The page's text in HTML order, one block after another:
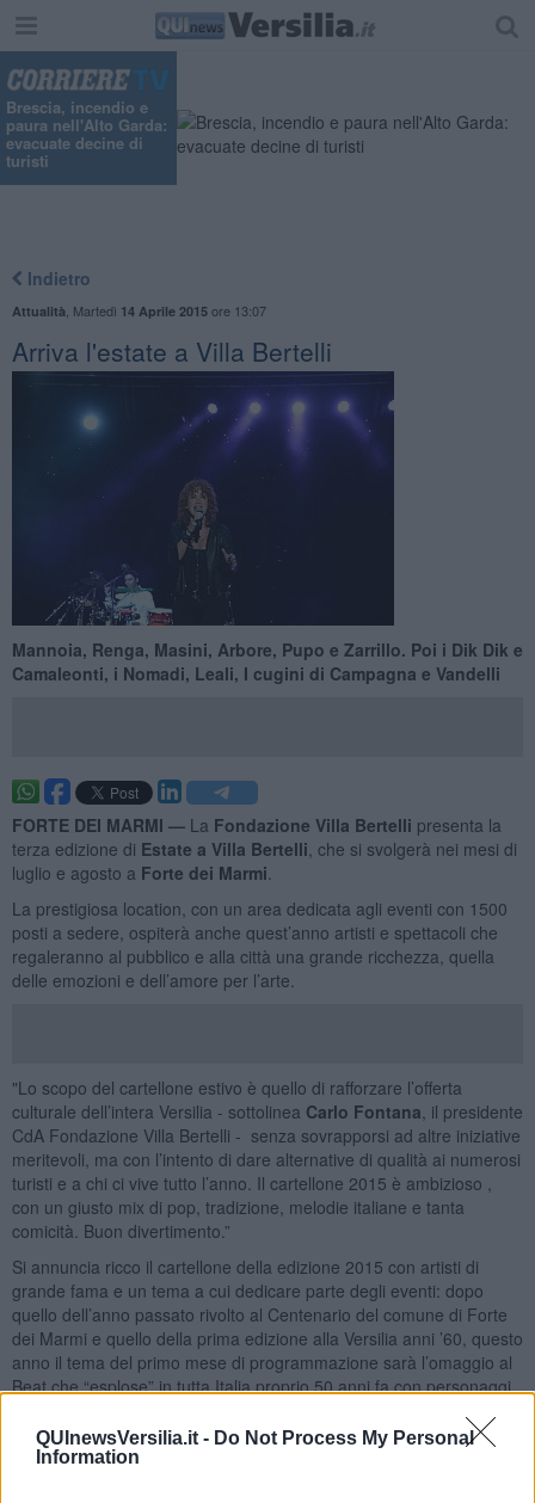
QUInewsVersilia.it - Do Not Process My Personal
Information
Brescia, incendio e
paura nell'Alto Garda:
evacuate decine di
turisti
Indietro
Attualità Martedì 14 Aprile 2015ore 13:07
Arriva l'estate a Villa Bertelli
Mannoia, Renga, Masini, Arbore, Pupo e Zarrillo. Poi i Dik Dik e
Camaleonti, i Nomadi, Leali, I cugini di Campagna e Vandelli
FORTE DEI MARMI — La Fondazione Villa Bertelli presenta la
terza edizione di Estate a Villa Bertelli , che si svolgerà nei mesi di
luglio e agosto a Forte dei Marmi
La prestigiosa location, con un area dedicata agli eventi con 1500
posti a sedere, ospiterà anche quest’anno artisti e spettacoli che
regaleranno al pubblico e alla città una grande ricchezza, quella
delle emozioni e dell’amore per l’arte.
"Lo scopo del cartellone estivo è quello di rafforzare l’offerta
culturale dell’intera Versilia - sottolinea Carlo Fontana , il presidente
CdA Fondazione Villa Bertelli - senza sovrapporsi ad altre iniziative
meritevoli, ma con l’intento di dare alternative di qualità ai numerosi
turisti e a chi ci vive tutto l’anno. Il cartellone 2015 è ambizioso ,
con un giusto mix di pop, tradizione, melodie italiane e tanta
comicità. Buon divertimento.”
Si annuncia ricco il cartellone della edizione 2015 con artisti di
grande fama e un tema a cui dedicare parte degli eventi: dopo
quello dell’anno passato rivolto al Centenario del comune di Forte
dei Marmi e quello della prima edizione alla Versilia anni ’60, questo
anno il tema del primo mese di programmazione sarà l’omaggio al
Beat che “esplose” in tutta Italia proprio 50 anni fa con personaggi
la Capannina.
Tra i tanti ospiti un concerto speciale ed esclusivo, il concerto